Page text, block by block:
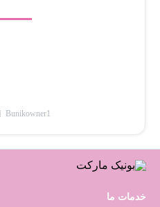
Bunikowner1
خدمات ما